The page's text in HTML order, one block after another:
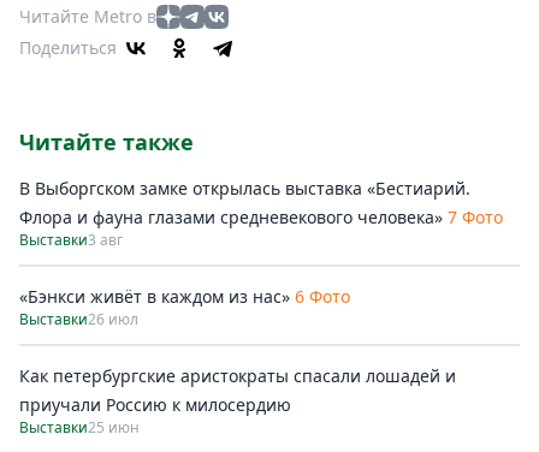
Читайте Metro в
Поделиться
Читайте также
В Выборгском замке открылась выставка «Бестиарий.
Флора и фауна глазами средневекового человека» 7 Фото
Выставки3 авг
«Бэнкси живёт в каждом из нас» 6 Фото
Выставки26 июл
Как петербургские аристократы спасали лошадей и
приучали Россию к милосердию
Выставки25 июн